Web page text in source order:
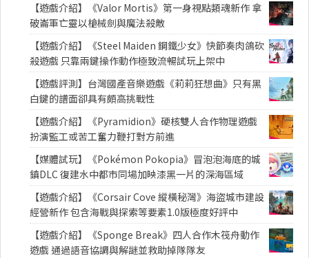
【遊戲介紹】《Valor Mortis》第一身視點類魂新作 拿
破崙軍亡靈以槍械劍與魔法殺敵
【遊戲介紹】《Steel Maiden 鋼鐵少女》快節奏肉鴿砍
殺遊戲 只靠兩鍵操作動作極致流暢試玩上架中
【遊戲評測】台灣國產音樂遊戲《莉莉狂想曲》只有黑
白鍵的譜面卻具有頗高挑戰性
【遊戲介紹】《Pyramidion》硬核雙人合作物理遊戲
扮演監工或苦工奮力鞭打對方前進
【媒體試玩】《Pokémon Pokopia》冒泡泡海底的城
鎮DLC 復建水中都市同場加映漆黑一片的深海區域
【遊戲介紹】《Corsair Cove 縱橫秘灣》海盜城市建設
經營新作 包含海戰與探索等要素1.0版極度好評中
【遊戲介紹】《Sponge Break》四人合作木筏舟動作
遊戲 通過語音協調與解謎並救助掉隊隊友